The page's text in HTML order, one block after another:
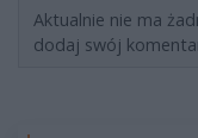
Aktualnie nie ma
dodaj swój